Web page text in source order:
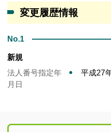
変更履歴情報
No.1
新規
法人番号指定年
月日
平成27